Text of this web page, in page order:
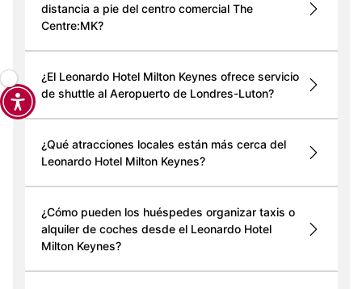
distancia a pie del centro comercial The
Centre:MK?
¿El Leonardo Hotel Milton Keynes ofrece servicio
de shuttle al Aeropuerto de Londres-Luton?
¿Qué atracciones locales están más cerca del
Leonardo Hotel Milton Keynes?
¿Cómo pueden los huéspedes organizar taxis o
alquiler de coches desde el Leonardo Hotel
Milton Keynes?